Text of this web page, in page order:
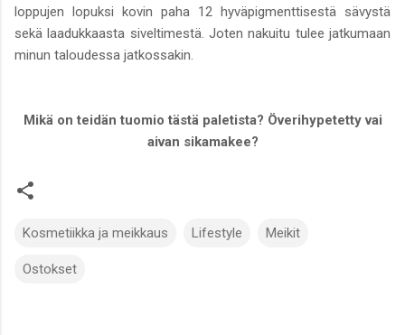
loppujen lopuksi kovin paha 12 hyväpigmenttisestä sävystä
sekä laadukkaasta siveltimestä. Joten nakuitu tulee jatkumaan
minun taloudessa jatkossakin.
Mikä on teidän tuomio tästä paletista? Överihypetetty vai
aivan sikamakee?
Kosmetiikka ja meikkaus Lifestyle Meikit
Ostokset